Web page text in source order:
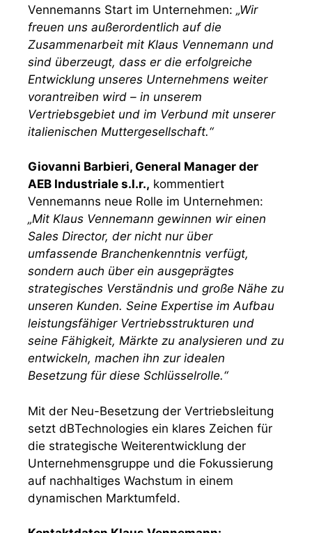
Vennemanns Start im Unternehmen: „Wir
freuen uns außerordentlich auf die
Zusammenarbeit mit Klaus Vennemann und
sind überzeugt, dass er die erfolgreiche
Entwicklung unseres Unternehmens weiter
vorantreiben wird – in unserem
Vertriebsgebiet und im Verbund mit unserer
italienischen Muttergesellschaft.“
Giovanni Barbieri, General Manager der
AEB Industriale s.l.r., kommentiert
Vennemanns neue Rolle im Unternehmen:
„Mit Klaus Vennemann gewinnen wir einen
Sales Director, der nicht nur über
umfassende Branchenkenntnis verfügt,
sondern auch über ein ausgeprägtes
strategisches Verständnis und große Nähe zu
unseren Kunden. Seine Expertise im Aufbau
leistungsfähiger Vertriebsstrukturen und
seine Fähigkeit, Märkte zu analysieren und zu
entwickeln, machen ihn zur idealen
Besetzung für diese Schlüsselrolle.“
Mit der Neu-Besetzung der Vertriebsleitung
setzt dBTechnologies ein klares Zeichen für
die strategische Weiterentwicklung der
Unternehmensgruppe und die Fokussierung
auf nachhaltiges Wachstum in einem
dynamischen Marktumfeld.